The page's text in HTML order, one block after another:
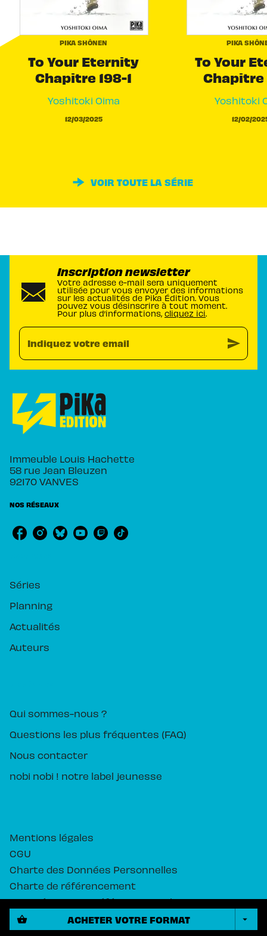
shopping_basket ACHETER VOTRE FORMAT arrow_drop_down
PIKA SHÔNEN
To Your Eternity
Chapitre 198-1
Yoshitoki Oima
12/03/2025
PIKA
To Your
Chapitre
Yoshitoki
12/02/
VOIR TOUTE LA SÉRIE
Inscription newsletter
Votre adresse e-mail sera uniquement
utilisée pour vous envoyer des informations
sur les actualités de Pika Édition. Vous
pouvez vous désinscrire à tout moment.
Pour plus d’informations, cliquez ici.
Indiquez votre email send
Immeuble Louis Hachette
58 rue Jean Bleuzen
92170 VANVES
NOS RÉSEAUX
Séries
Planning
Actualités
Auteurs
Qui sommes-nous ?
Questions les plus fréquentes (FAQ)
Nous contacter
nobi nobi ! notre label jeunesse
Mentions légales
CGU
Charte des Données Personnelles
Charte de référencement
Paramétrez vos préférences cookies